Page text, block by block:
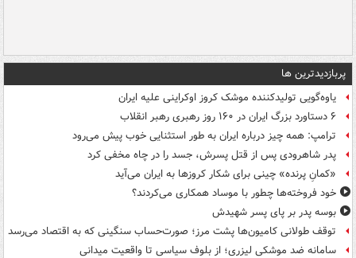
پربازدیدترین ها
یاوه‌گویی تولیدکننده موشک کروز اوکراینی علیه ایران
۶ دستاورد بزرگ ایران در ۱۶۰ روز رهبری رهبر انقلاب
ترامپ: همه چیز درباره ایران به طور استثنایی خوب پیش می‌رود
پدر شاهرودی پس از قتل پسرش، جسد را در چاه مخفی کرد
«کمانِ پرنده» چینی برای شکار کروزها به ایران می‌آید
خود فروخته‌ها چطور با موساد همکاری می‌کردند؟
بوسه‌ پدر بر پای پسر شهیدش
توقف طولانی کامیون‌ها پشت مرز؛ صورت‌حساب سنگینی که به اقتصاد می‌رسد
سامانه ضد موشکی لیزری؛ از بلوف سیاسی تا واقعیت میدانی